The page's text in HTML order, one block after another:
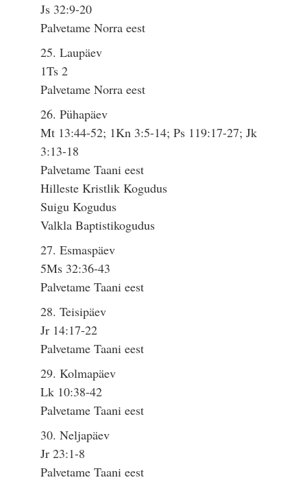
Js 32:9-20
Palvetame Norra eest
25. Laupäev
1Ts 2
Palvetame Norra eest
26. Pühapäev
Mt 13:44-52; 1Kn 3:5-14; Ps 119:17-27; Jk
3:13-18
Palvetame Taani eest
Hilleste Kristlik Kogudus
Suigu Kogudus
Valkla Baptistikogudus
27. Esmaspäev
5Ms 32:36-43
Palvetame Taani eest
28. Teisipäev
Jr 14:17-22
Palvetame Taani eest
29. Kolmapäev
Lk 10:38-42
Palvetame Taani eest
30. Neljapäev
Jr 23:1-8
Palvetame Taani eest